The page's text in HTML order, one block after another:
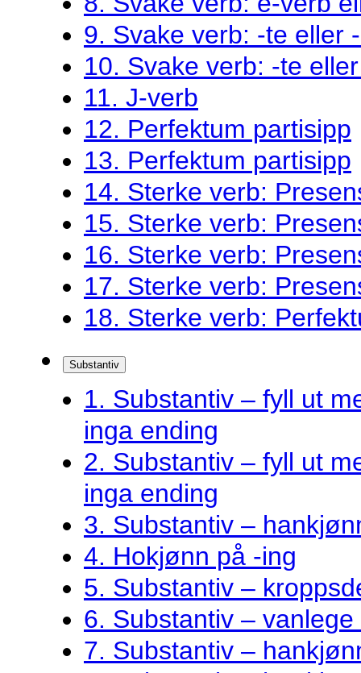
9. Svake verb: -te eller
10. Svake verb: -te
11. J-verb
12. Perfektum partisipp
13. Perfektum partisipp
14. Sterke verb:
15. Sterke verb:
16. Sterke verb:
17. Sterke verb:
18. Sterke verb:
Substantiv
1. Substantiv – fyll ut
inga ending
2. Substantiv – fyll ut
inga ending
3. Substantiv –
4. Hokjønn på -ing
5. Substantiv –
6. Substantiv –
7. Substantiv –